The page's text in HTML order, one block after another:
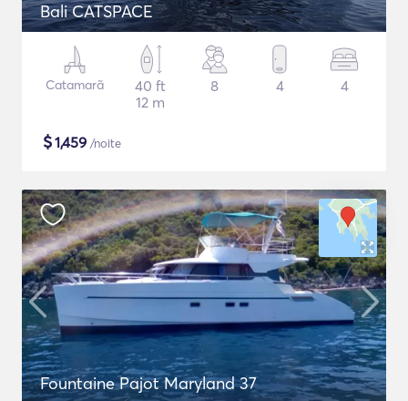
Bali CATSPACE
Catamarã
40 ft
12 m
8 4 4
$1,459 /noite
Fountaine Pajot Maryland 37